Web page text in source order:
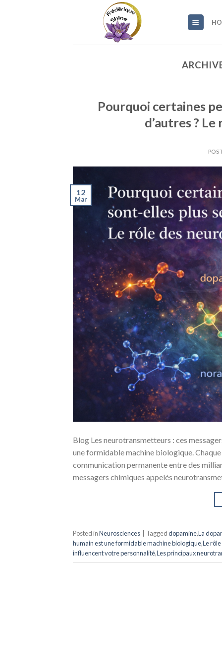
Pourquoi certaines
d’autres ?
12
Mar
Blog Les neurotransmetteurs : ces
une formidable machine biologique.
communication permanente entre des
messagers chimiques appelés
Posted inNeurosciences Taggeddopamine,La
humain est une formidable machine biologique,Le
influencent votre personnalité,Les principaux